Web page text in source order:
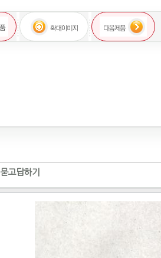
묻고답하기